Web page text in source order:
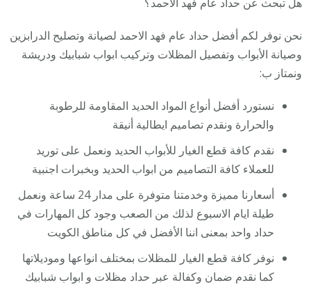
نحن نوفر لكم أفضل حداد عام فهد الاحمد لصيانة وتصليح الدرابزين
وصيانة الأبواب وتفصيل المظلات وتركيب ابواب شبابيك ودريشة
ونمتاز ب:
نستورد أفضل أنواع المواد الحديد المقاومة للرطوبة
والحرارة ونقدم تصاميم ايطالية أنيقة
نقدم كافة قطع الغيار للأبواب الحديد ونعمل على توريد
للعملاء كافة التصاميم من ابواب الحديد وبخبرات اجنبية
أسعارنا مميزة وخدمتنا متوفرة على مدار 24 ساعة ونعمل
طيلة ايام الاسبوع لذلك من الصعب وجود كل المهارات في
حداد واحد بمعنى اننا الأفضل في كل مناطق الكويت
نوفر كافة قطع الغيار للمظلات بمختلف انواعها وموديلاتها
كما نقدم ضمان وكفالة عبر حداد مظلات و ابواب شبابيك